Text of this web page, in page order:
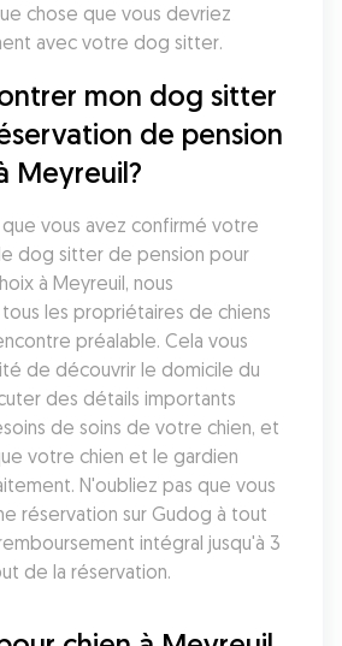
chose que vous devriez
avec votre dog sitter.
mon dog sitter
de pension
Meyreuil?
que vous avez confirmé votre
dog sitter de pension pour
à Meyreuil, nous
les propriétaires de chiens
préalable. Cela vous
de découvrir le domicile du
des détails importants
de soins de votre chien, et
votre chien et le gardien
N'oubliez pas que vous
réservation sur Gudog à tout
intégral jusqu'à 3
de la réservation.